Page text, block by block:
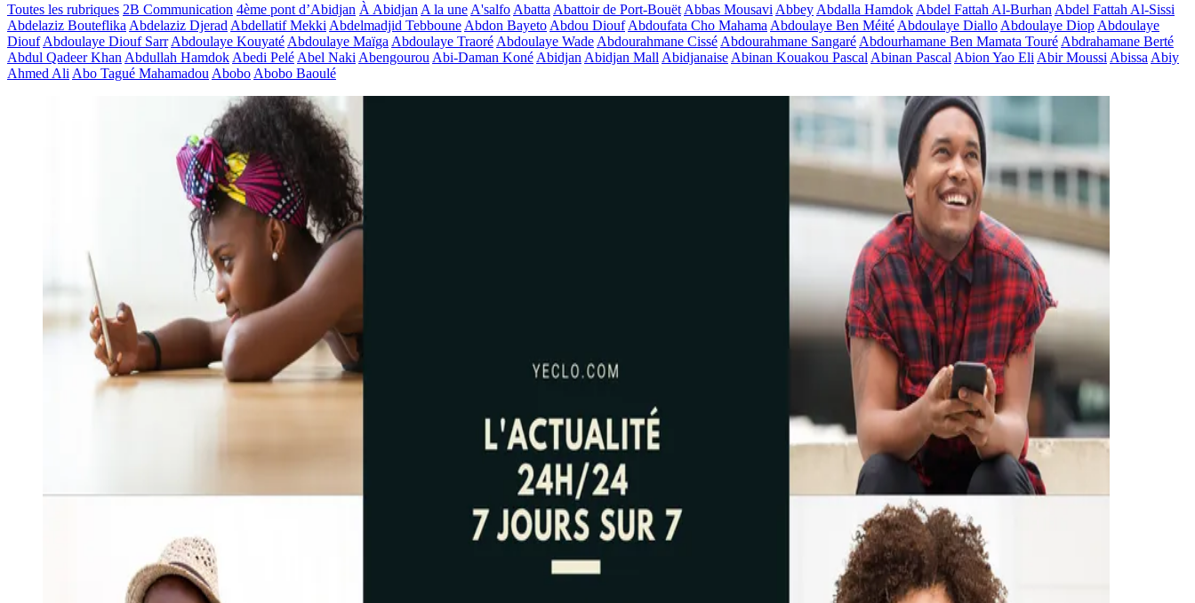
Toutes les rubriques 2B Communication 4ème pont d’Abidjan À Abidjan A la une A'salfo Abatta Abattoir de Port-Bouët Abbas Mousavi Abbey Abdalla Hamdok Abdel Fattah Al-Burhan Abdel Fattah Al-Sissi
Abdelaziz Bouteflika Abdelaziz Djerad Abdellatif Mekki Abdelmadjid Tebboune Abdon Bayeto Abdou Diouf Abdoufata Cho Mahama Abdoulaye Ben Méité Abdoulaye Diallo Abdoulaye Diop Abdoulaye
Diouf Abdoulaye Diouf Sarr Abdoulaye Kouyaté Abdoulaye Maïga Abdoulaye Traoré Abdoulaye Wade Abdourahmane Cissé Abdourahmane Sangaré Abdourhamane Ben Mamata Touré Abdrahamane Berté
Abdul Qadeer Khan Abdullah Hamdok Abedi Pelé Abel Naki Abengourou Abi-Daman Koné Abidjan Abidjan Mall Abidjanaise Abinan Kouakou Pascal Abinan Pascal Abion Yao Eli Abir Moussi Abissa Abiy
Ahmed Ali Abo Tagué Mahamadou Abobo Abobo Baoulé